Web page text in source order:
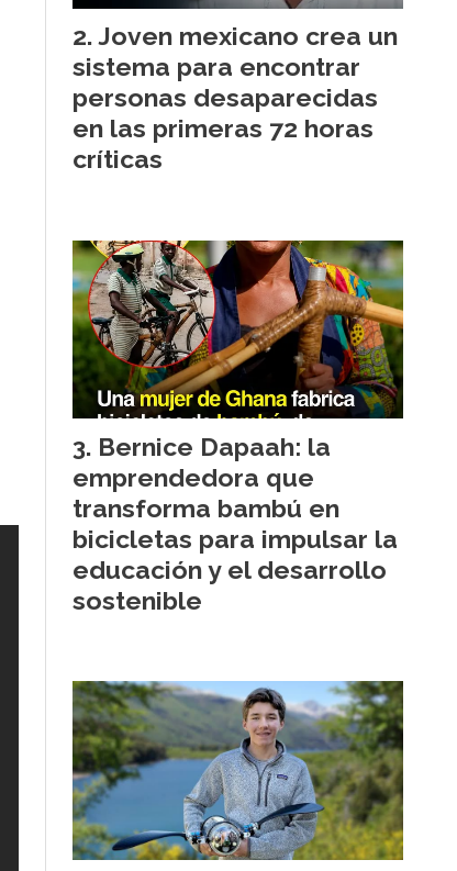
Joven mexicano crea un
sistema para encontrar
personas desaparecidas
en las primeras 72 horas
críticas
Bernice Dapaah: la
emprendedora que
transforma bambú en
bicicletas para impulsar la
educación y el desarrollo
sostenible